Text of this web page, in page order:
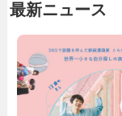
最新ニュース